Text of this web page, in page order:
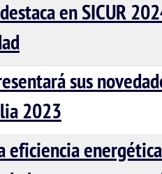
en SICUR
sus
2023
eficiencia